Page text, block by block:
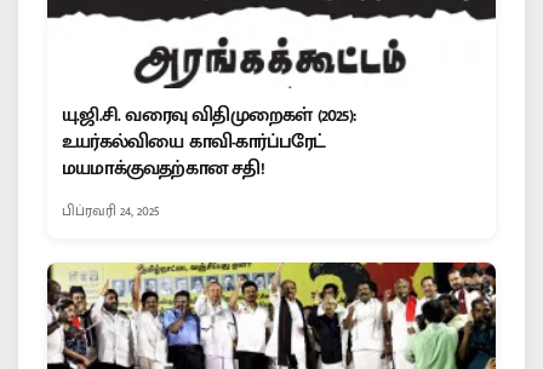
யு.ஜி.சி. வரைவு விதிமுறைகள் (2025):
உயர்கல்வியை காவி-கார்ப்பரேட்
மயமாக்குவதற்கான சதி!
பிப்ரவரி 24, 2025